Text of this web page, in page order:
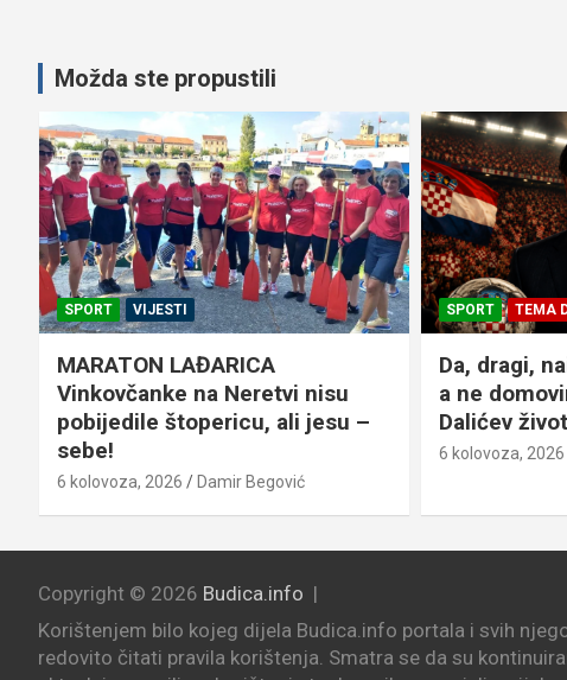
Možda ste propustili
SPORT VIJESTI
MARATON LAĐARICA
Vinkovčanke na Neretvi nisu
pobijedile štopericu, ali jesu –
sebe!
6 kolovoza, 2026 Damir Begović
SPORT TEMA
Da, dragi,
a ne
Dalićev
6 kolovoza, 2026
Copyright © 2026 Budica.info
Korištenjem bilo kojeg dijela Budica.info portala i svih
redovito čitati pravila korištenja. Smatra se da su